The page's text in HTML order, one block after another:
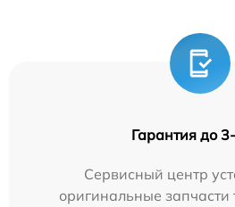
Гарантия до
Сервисный центр
оригинальные запчасти